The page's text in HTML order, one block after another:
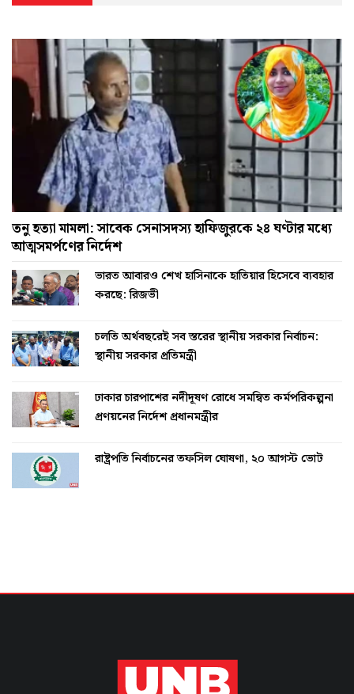
তনু হত্যা মামলা: সাবেক সেনাসদস্য হাফিজুরকে ২৪ ঘণ্টার মধ্যে
আত্মসমর্পণের নির্দেশ
ভারত আবারও শেখ হাসিনাকে হাতিয়ার হিসেবে ব্যবহার
করছে: রিজভী
চলতি অর্থবছরেই সব স্তরের স্থানীয় সরকার নির্বাচন:
স্থানীয় সরকার প্রতিমন্ত্রী
ঢাকার চারপাশের নদীদূষণ রোধে সমন্বিত কর্মপরিকল্পনা
প্রণয়নের নির্দেশ প্রধানমন্ত্রীর
রাষ্ট্রপতি নির্বাচনের তফসিল ঘোষণা, ২০ আগস্ট ভোট